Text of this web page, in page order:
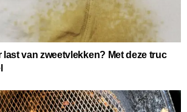
last van zweetvlekken? Met deze truc